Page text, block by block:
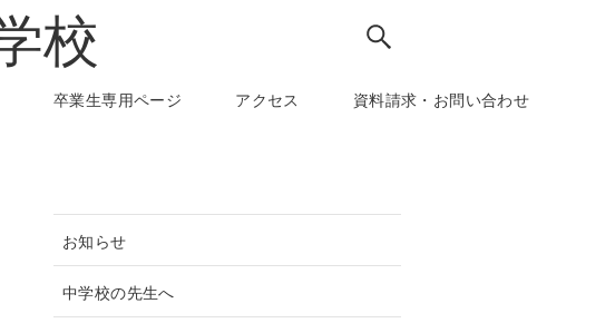
卒業生専用ページ アクセス 資料請求・お問い合わせ
お知らせ
中学校の先生へ